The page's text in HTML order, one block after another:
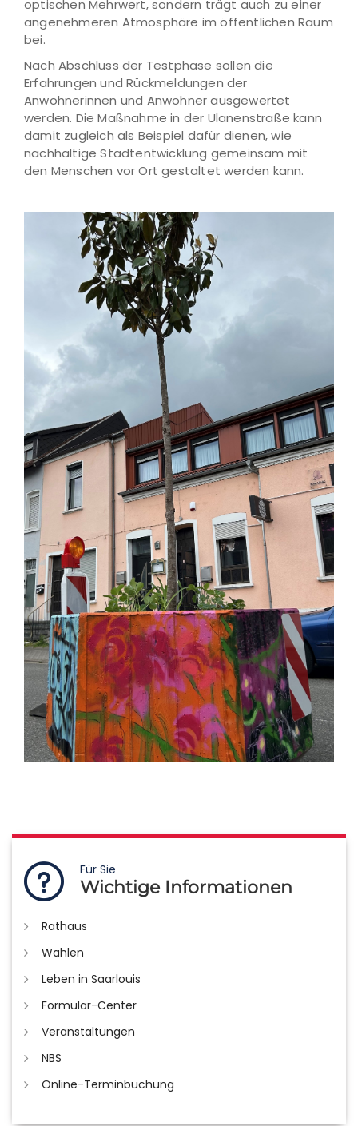
optischen Mehrwert, sondern trägt auch zu einer
angenehmeren Atmosphäre im öffentlichen Raum
bei.
Nach Abschluss der Testphase sollen die
Erfahrungen und Rückmeldungen der
Anwohnerinnen und Anwohner ausgewertet
werden. Die Maßnahme in der Ulanenstraße kann
damit zugleich als Beispiel dafür dienen, wie
nachhaltige Stadtentwicklung gemeinsam mit
den Menschen vor Ort gestaltet werden kann.
Für Sie
Wichtige Informationen
Rathaus
Wahlen
Leben in Saarlouis
Formular-Center
Veranstaltungen
NBS
Online-Terminbuchung